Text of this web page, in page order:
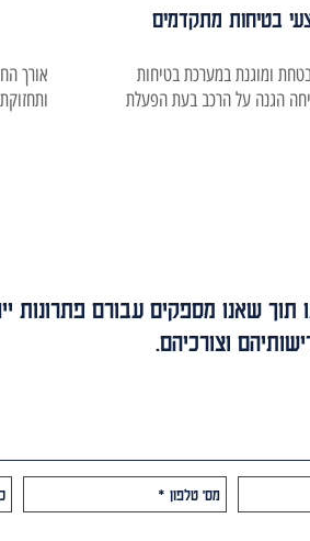
בטיחות מתקדמים
ומוגנת במערכת בטיחות
הגנה על הרכב בעת הפעלת
שאנו מספקים עבורם פתרונות
וצורכיהם.